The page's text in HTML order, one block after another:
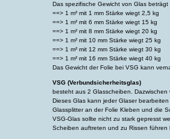
Das spezifische Gewicht von Glas beträgt
==> 1 m² mit 1 mm Stärke wiegt 2,5 kg
==> 1 m² mit 6 mm Stärke wiegt 15 kg
==> 1 m² mit 8 mm Stärke wiegt 20 kg
==> 1 m² mit 10 mm Stärke wiegt 25 kg
==> 1 m² mit 12 mm Stärke wiegt 30 kg
==> 1 m² mit 16 mm Stärke wiegt 40 kg
Das Gewicht der Folie bei VSG kann
VSG (Verbundsicherheitsglas)
besteht aus 2 Glasscheiben. Dazwischen
Dieses Glas kann jeder Glaser
Glassplitter an der Folie Kleben und die
VSG-Glas sollte nicht zu stark gepresst
Scheiben auftreten und zu Rissen führen